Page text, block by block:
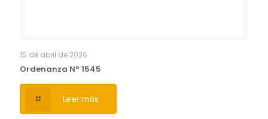
15 de abril de 2026
Ordenanza Nº 1545
Leer más